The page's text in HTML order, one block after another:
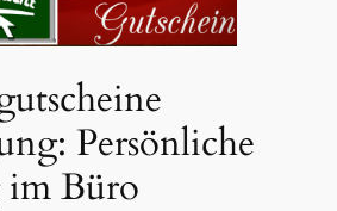
Persönliche
im Büro